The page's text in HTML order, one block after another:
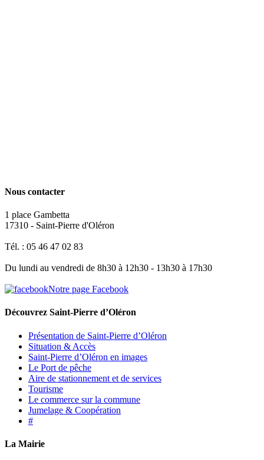
Nous contacter
1 place Gambetta
17310 - Saint-Pierre d'Oléron
Tél. : 05 46 47 02 83
Du lundi au vendredi de 8h30 à 12h30 - 13h30 à 17h30
Notre page Facebook
Découvrez Saint-Pierre d’Oléron
Présentation de Saint-Pierre d’Oléron
Situation & Accès
Saint-Pierre d’Oléron en images
Le Port de pêche
Aire de stationnement et de services
Tourisme
Le commerce sur la commune
Jumelage & Coopération
#
La Mairie